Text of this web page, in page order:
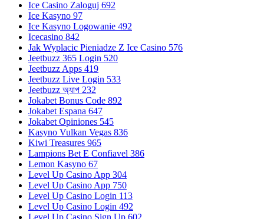
Ice Casino Zaloguj 692
Ice Kasyno 97
Ice Kasyno Logowanie 492
Icecasino 842
Jak Wyplacic Pieniadze Z Ice Casino 576
Jeetbuzz 365 Login 520
Jeetbuzz Apps 419
Jeetbuzz Live Login 533
Jeetbuzz অ্যাপ 232
Jokabet Bonus Code 892
Jokabet Espana 647
Jokabet Opiniones 545
Kasyno Vulkan Vegas 836
Kiwi Treasures 965
Lampions Bet E Confiavel 386
Lemon Kasyno 67
Level Up Casino App 304
Level Up Casino App 750
Level Up Casino Login 113
Level Up Casino Login 492
Level Up Casino Sign Up 602